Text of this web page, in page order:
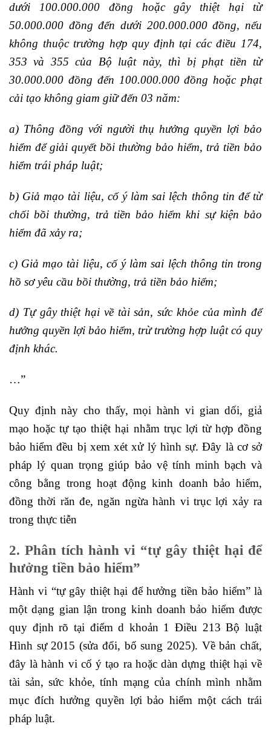
dưới 100.000.000 đồng hoặc gây thiệt hại từ
50.000.000 đồng đến dưới 200.000.000 đồng, nếu
không thuộc trường hợp quy định tại các điều 174,
353 và 355 của Bộ luật này, thì bị phạt tiền từ
30.000.000 đồng đến 100.000.000 đồng hoặc phạt
cải tạo không giam giữ đến 03 năm:
a) Thông đồng với người thụ hưởng quyền lợi bảo
hiểm để giải quyết bồi thường bảo hiểm, trả tiền bảo
hiểm trái pháp luật;
b) Giả mạo tài liệu, cố ý làm sai lệch thông tin để từ
chối bồi thường, trả tiền bảo hiểm khi sự kiện bảo
hiểm đã xảy ra;
c) Giả mạo tài liệu, cố ý làm sai lệch thông tin trong
hồ sơ yêu cầu bồi thường, trả tiền bảo hiểm;
d) Tự gây thiệt hại về tài sản, sức khỏe của mình để
hưởng quyền lợi bảo hiểm, trừ trường hợp luật có quy
định khác.
…”
Quy định này cho thấy, mọi hành vi gian dối, giả
mạo hoặc tự tạo thiệt hại nhằm trục lợi từ hợp đồng
bảo hiểm đều bị xem xét xử lý hình sự. Đây là cơ sở
pháp lý quan trọng giúp bảo vệ tính minh bạch và
công bằng trong hoạt động kinh doanh bảo hiểm,
đồng thời răn đe, ngăn ngừa hành vi trục lợi xảy ra
trong thực tiễn
2. Phân tích hành vi “tự gây thiệt hại để
hưởng tiền bảo hiểm”
Hành vi “tự gây thiệt hại để hưởng tiền bảo hiểm” là
một dạng gian lận trong kinh doanh bảo hiểm được
quy định rõ tại điểm d khoản 1 Điều 213 Bộ luật
Hình sự 2015 (sửa đổi, bổ sung 2025). Về bản chất,
đây là hành vi cố ý tạo ra hoặc dàn dựng thiệt hại về
tài sản, sức khỏe, tính mạng của chính mình nhằm
mục đích hưởng quyền lợi bảo hiểm một cách trái
pháp luật.